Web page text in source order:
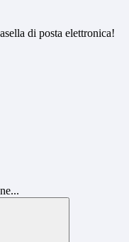
di posta elettronica!